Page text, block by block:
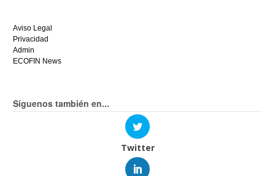
Aviso Legal
Privacidad
Admin
ECOFIN News
Síguenos también en...
Twitter